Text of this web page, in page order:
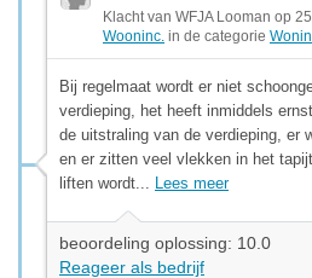
Klacht van WFJA Looman op
Wooninc. in de categorie
Bij regelmaat wordt er niet
verdieping, het heeft inmiddels
de uitstraling van de verdieping, er
en er zitten veel vlekken in het
liften wordt... Lees meer
beoordeling oplossing: 10.0
Reageer als bedrijf